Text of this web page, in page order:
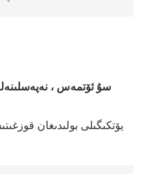
يۆتكىگىلى بولىدىغان